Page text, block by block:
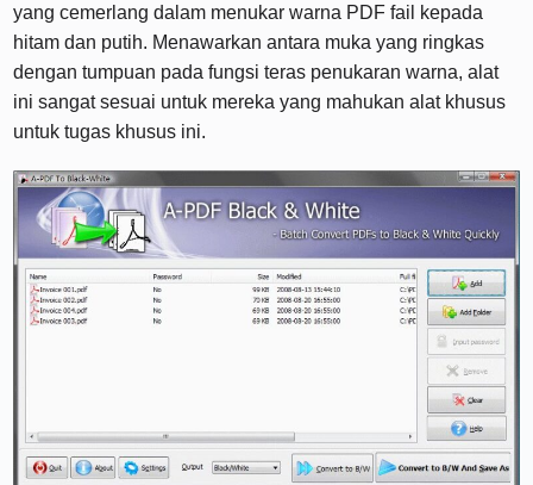
yang cemerlang dalam menukar warna PDF fail kepada
hitam dan putih. Menawarkan antara muka yang ringkas
dengan tumpuan pada fungsi teras penukaran warna, alat
ini sangat sesuai untuk mereka yang mahukan alat khusus
untuk tugas khusus ini.